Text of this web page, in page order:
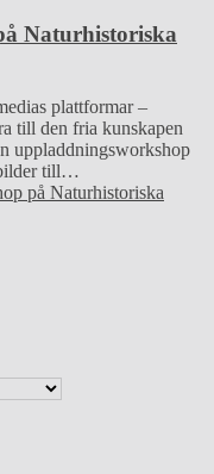
Naturhistoriska
plattformar –
till den fria kunskapen
uppladdningsworkshop
bilder till…
på Naturhistoriska